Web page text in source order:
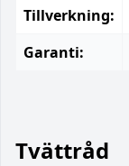
Tillverkning:
Garanti:
Tvättråd